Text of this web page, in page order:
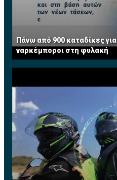
Πάνω από 900 καταδίκες
ναρκέμποροι στη φυλακή